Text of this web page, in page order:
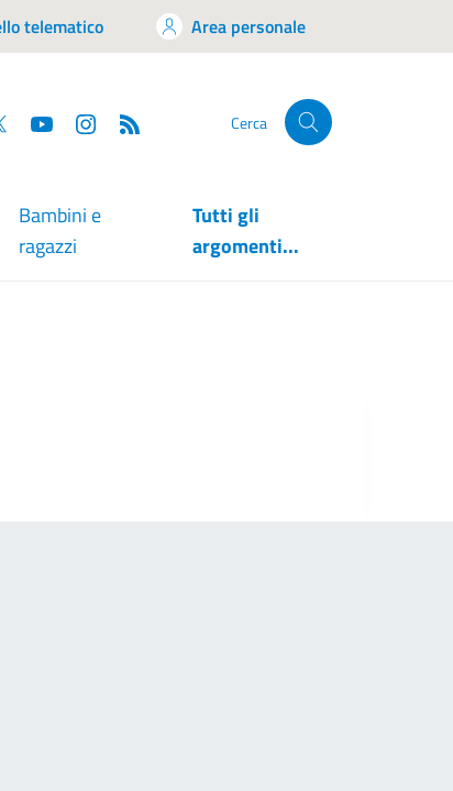
telematico Area personale
Twitter YouTube Cerca
Bambini e
ragazzi
Tutti gli
argomenti...